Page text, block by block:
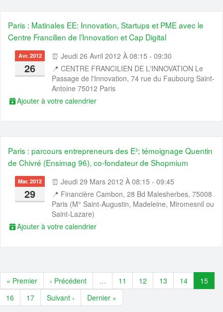
Paris : Matinales EE: Innovation, Startups et PME avec le
Centre Francilien de l’Innovation et Cap Digital
Avr. 2012
26
⏰ Jeudi 26 Avril 2012 À 08:15 - 09:30
📍 CENTRE FRANCILIEN DE L'INNOVATION Le
Passage de l'Innovation, 74 rue du Faubourg Saint-
Antoine 75012 Paris
Ajouter à votre calendrier
Paris : parcours entrepreneurs des E²; témoignage Quentin
de Chivré (Ensimag 96), co-fondateur de Shopmium
Mar. 2012
29
⏰ Jeudi 29 Mars 2012 À 08:15 - 09:45
📍 Financière Cambon, 28 Bd Malesherbes, 75008
Paris (M° Saint-Augustin, Madeleine, Miromesnil ou
Saint-Lazare)
Ajouter à votre calendrier
« Premier ‹ Précédent … 11 12 13 14
15
16
17 Suivant › Dernier »